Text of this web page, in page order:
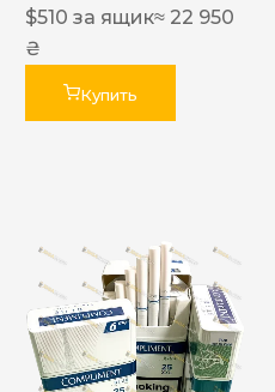
$510 за ящик≈ 22 950
₴
Купить